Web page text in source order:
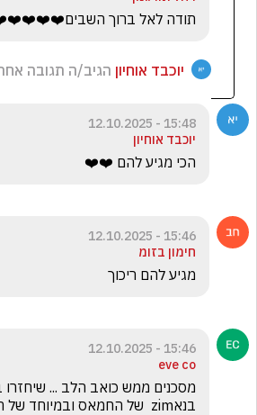
תודה לאל ברוך
יוכבד אוחיון הגיב/ה תגובה
15:48 - 12.10.2025
יוכבד אוחיון
הכי מגיע להם ❤️❤️
15:46 - 12.10.2025
חימון בזומ
מגיע להם ריכוך
15:46 - 12.10.2025
eve co
בנאzim  של החמאס ובמיוחד של השמאל הפושעים